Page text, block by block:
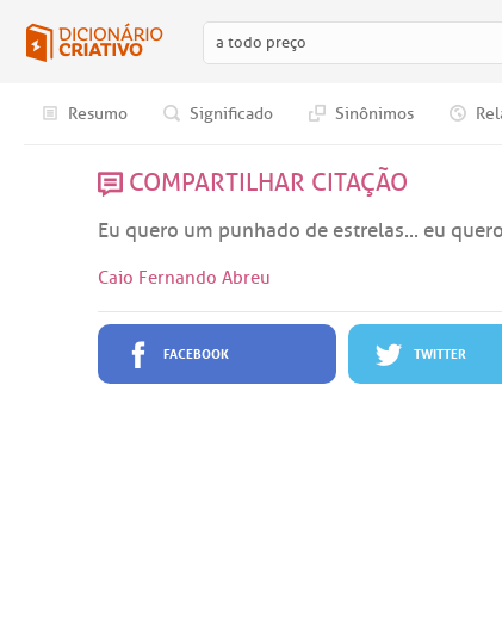
Resumo Significado Sinônimos
COMPARTILHAR CITAÇÃO
Eu quero um punhado de estrelas... eu
Caio Fernando Abreu
FACEBOOK TWITTER